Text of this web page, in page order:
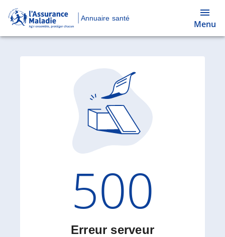
Annuaire santé
Menu
Code
500
Erreur serveur